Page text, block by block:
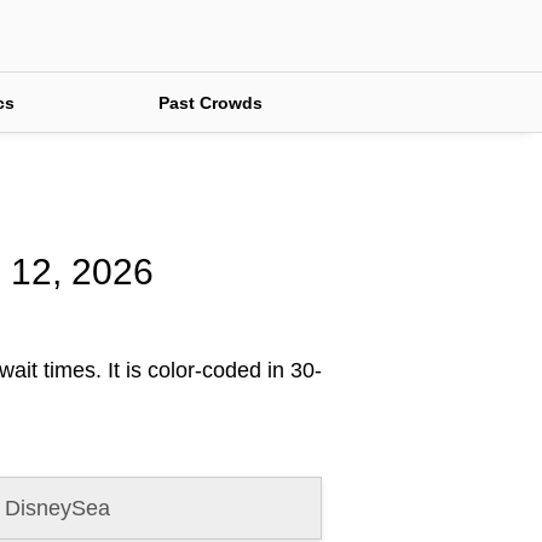
Past Crowds
12, 2026
times. It is color-coded in 30-
DisneySea